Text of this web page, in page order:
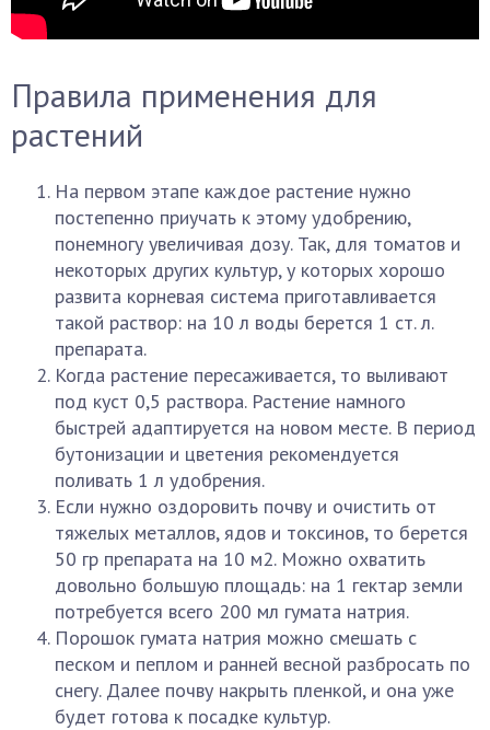
Правила применения для
растений
На первом этапе каждое растение нужно
постепенно приучать к этому удобрению,
понемногу увеличивая дозу. Так, для томатов и
некоторых других культур, у которых хорошо
развита корневая система приготавливается
такой раствор: на 10 л воды берется 1 ст. л.
препарата.
Когда растение пересаживается, то выливают
под куст 0,5 раствора. Растение намного
быстрей адаптируется на новом месте. В период
бутонизации и цветения рекомендуется
поливать 1 л удобрения.
Если нужно оздоровить почву и очистить от
тяжелых металлов, ядов и токсинов, то берется
50 гр препарата на 10 м2. Можно охватить
довольно большую площадь: на 1 гектар земли
потребуется всего 200 мл гумата натрия.
Порошок гумата натрия можно смешать с
песком и пеплом и ранней весной разбросать по
снегу. Далее почву накрыть пленкой, и она уже
будет готова к посадке культур.